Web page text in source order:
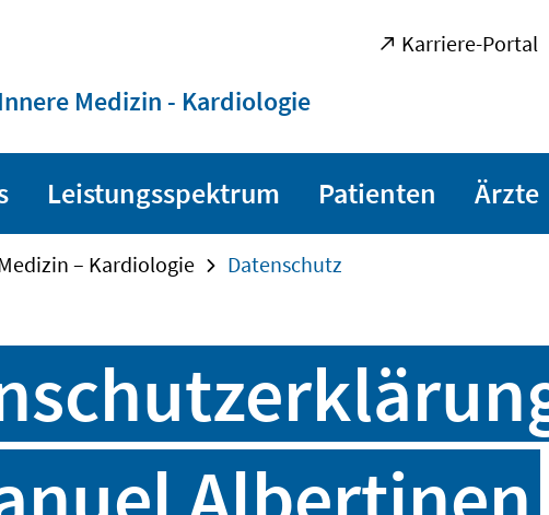
Innere Medizin - Kardiologie
Karriere-Portal
Leistungsspektrum Patienten Ärzte
– Kardiologie Datenschutz